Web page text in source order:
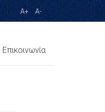
A+ A-
Επικοινωνία